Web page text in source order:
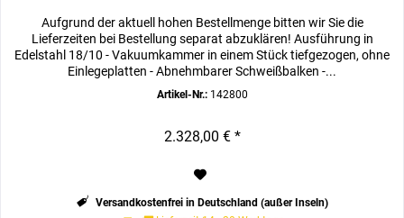
Aufgrund der aktuell hohen Bestellmenge bitten wir Sie die
Lieferzeiten bei Bestellung separat abzuklären! Ausführung in
Edelstahl 18/10 - Vakuumkammer in einem Stück tiefgezogen, ohne
Einlegeplatten - Abnehmbarer Schweißbalken -...
Artikel-Nr.:142800
2.328,00 € *
Versandkostenfrei in Deutschland (außer Inseln)